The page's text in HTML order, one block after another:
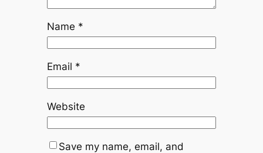
Name *
Email *
Website
Save my name, email, and